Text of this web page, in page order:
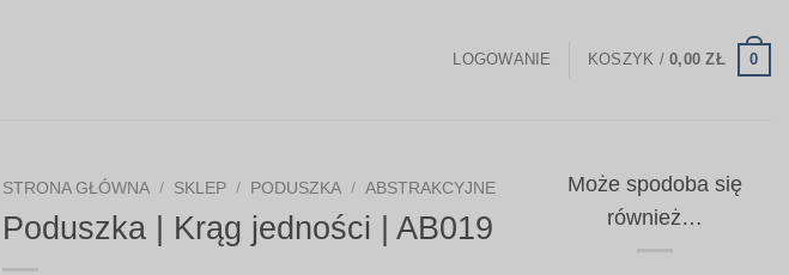
LOGOWANIE KOSZYK /0,00ZŁ 0
STRONA GŁÓWNA / SKLEP / PODUSZKA / ABSTRAKCYJNE
Poduszka | Krąg jedności | AB019
Może spodoba się
również…